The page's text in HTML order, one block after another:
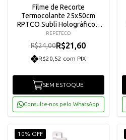
Filme de Recorte
Termocolante 25x50cm
RPTCO Subli Holográfico -
Vermelho
REPETECO
R$24,00R$21,60
R$20,52 com PIX
SEM ESTOQUE
Consulte-nos pelo WhatsApp
10% OFF